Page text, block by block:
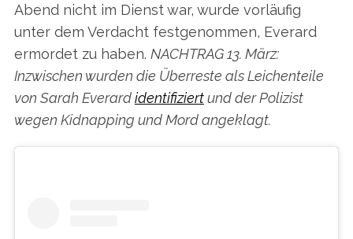
Abend nicht im Dienst war, wurde vorläufig
unter dem Verdacht festgenommen, Everard
ermordet zu haben. NACHTRAG 13. März:
Inzwischen wurden die Überreste als Leichenteile
von Sarah Everardidentifiziertund der Polizist
wegen Kidnapping und Mord angeklagt.